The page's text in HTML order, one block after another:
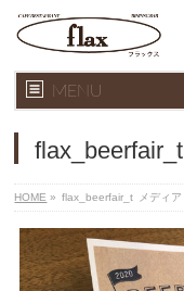
MENU
flax_beerfair_t
HOME » flax_beerfair_t メディア